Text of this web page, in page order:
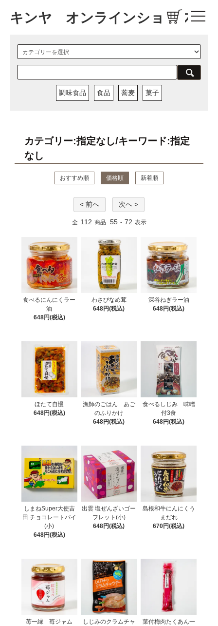
キンヤ オンラインショップ
調味食品 食品 蕎麦 菓子
カテゴリー:指定なし/キーワード:指定
なし
おすすめ順 価格順 新着順
< 前へ 次へ >
全 112 商品 55 - 72 表示
食べるにんにくラー
油
648円(税込)
わさびなめ茸
648円(税込)
深谷ねぎラー油
648円(税込)
ほたて自慢
648円(税込)
漁師のごはん あご
のふりかけ
648円(税込)
食べるしじみ 味噌
付3食
648円(税込)
しまねSuper大使吉
田 チョコレートパイ
(小)
648円(税込)
出雲 塩ぜんざいゴー
フレット(小)
648円(税込)
島根和牛にんにくう
まだれ
670円(税込)
苺一縁 苺ジャム
しじみのクラムチャ
葉付梅肉たくあん一